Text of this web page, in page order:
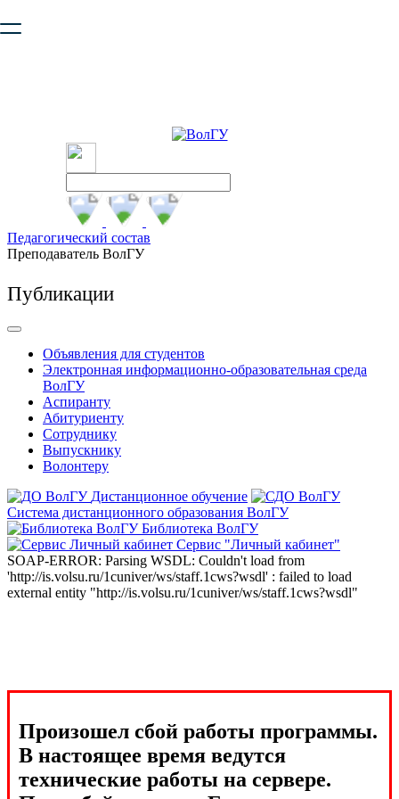
безопасную работу с сайтом. Пожалуйста
Педагогический состав
Преподаватель ВолГУ
Публикации
Объявления для студентов
Электронная информационно-образовательная среда
ВолГУ
Аспиранту
Абитуриенту
Сотруднику
Выпускнику
Волонтеру
Дистанционное обучение
Система дистанционного образования ВолГУ
Библиотека ВолГУ
Сервис "Личный кабинет"
SOAP-ERROR: Parsing WSDL: Couldn't load from
'http://is.volsu.ru/1cuniver/ws/staff.1cws?wsdl' : failed to load
external entity "http://is.volsu.ru/1cuniver/ws/staff.1cws?wsdl"
Произошел сбой работы программы.
В настоящее время ведутся
технические работы на сервере.